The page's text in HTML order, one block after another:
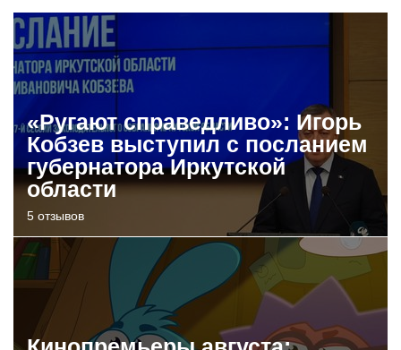
«Ругают справедливо»: Игорь
Кобзев выступил с посланием
губернатора Иркутской
области
5 отзывов